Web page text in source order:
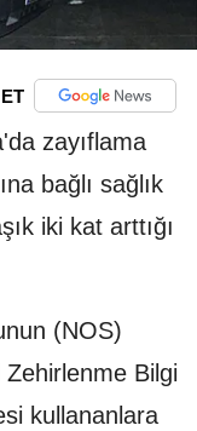
zayıflama
bağlı sağlık
iki kat arttığı
(NOS)
Zehirlenme Bilgi
kullananlara